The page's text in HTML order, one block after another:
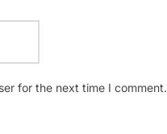
for the next time I comment.